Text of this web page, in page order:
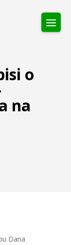
o
na
Dana